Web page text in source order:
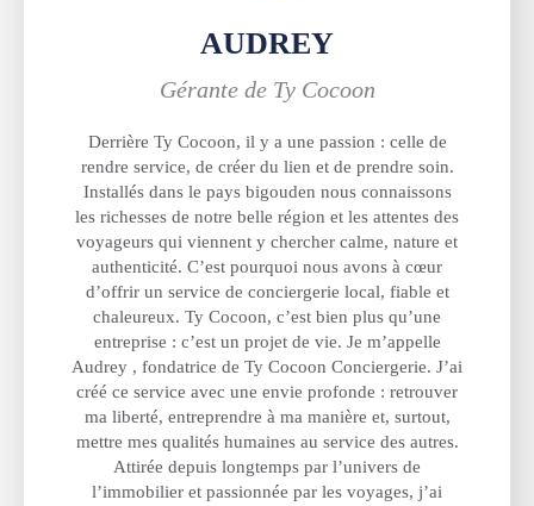
AUDREY
Gérante de Ty Cocoon
Derrière Ty Cocoon, il y a une passion : celle de
rendre service, de créer du lien et de prendre soin.
Installés dans le pays bigouden nous connaissons
les richesses de notre belle région et les attentes des
voyageurs qui viennent y chercher calme, nature et
authenticité. C’est pourquoi nous avons à cœur
d’offrir un service de conciergerie local, fiable et
chaleureux. Ty Cocoon, c’est bien plus qu’une
entreprise : c’est un projet de vie. Je m’appelle
Audrey , fondatrice de Ty Cocoon Conciergerie. J’ai
créé ce service avec une envie profonde : retrouver
ma liberté, entreprendre à ma manière et, surtout,
mettre mes qualités humaines au service des autres.
Attirée depuis longtemps par l’univers de
l’immobilier et passionnée par les voyages, j’ai